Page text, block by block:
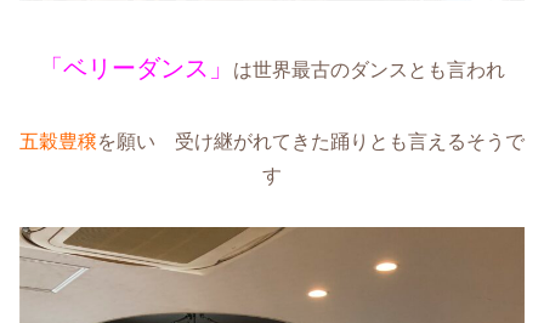
「ベリーダンス」 は世界最古のダンスとも言われ
五穀豊穣を願い 受け継がれてきた踊りとも言えるそうで
す